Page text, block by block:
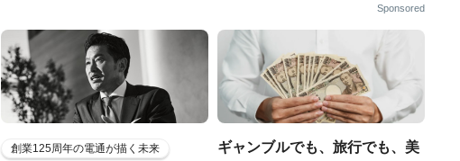
Sponsored
創業125周年の電通が描く未来
ギャンブルでも、旅行でも、美